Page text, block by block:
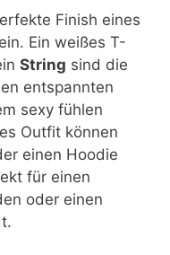
Finish eines
Ein weißes T-
String sind die
entspannten
sexy fühlen
Outfit können
einen Hoodie
für einen
oder einen